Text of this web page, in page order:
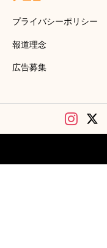
プライバシーポリシー
報道理念
広告募集